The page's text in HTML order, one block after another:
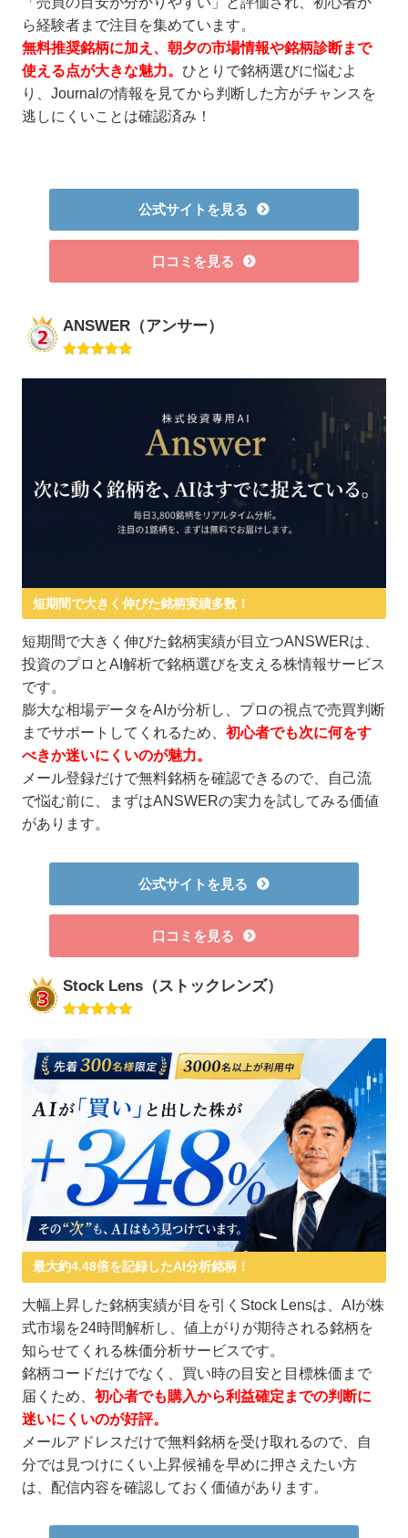
ら経験者まで注目を集めています。
無料推奨銘柄に加え、朝夕の市場情報や銘柄診断まで
使える点が大きな魅力。 ひとりで銘柄選びに悩むよ
り、Journalの情報を見てから判断した方がチャンスを
逃しにくいことは確認済み！
公式サイトを見る
口コミを見る
ANSWER（アンサー）
短期間で大きく伸びた銘柄実績多数！
短期間で大きく伸びた銘柄実績が目立つANSWERは、
投資のプロとAI解析で銘柄選びを支える株情報サービス
です。
膨大な相場データをAIが分析し、プロの視点で売買判断
までサポートしてくれるため、初心者でも次に何をす
べきか迷いにくいのが魅力。
メール登録だけで無料銘柄を確認できるので、自己流
で悩む前に、まずはANSWERの実力を試してみる価値
があります。
公式サイトを見る
口コミを見る
Stock Lens（ストックレンズ）
最大約4.48倍を記録したAI分析銘柄！
大幅上昇した銘柄実績が目を引くStock Lensは、AIが株
式市場を24時間解析し、値上がりが期待される銘柄を
知らせてくれる株価分析サービスです。
銘柄コードだけでなく、買い時の目安と目標株価まで
届くため、初心者でも購入から利益確定までの判断に
迷いにくいのが好評。
メールアドレスだけで無料銘柄を受け取れるので、自
分では見つけにくい上昇候補を早めに押さえたい方
は、配信内容を確認しておく価値があります。